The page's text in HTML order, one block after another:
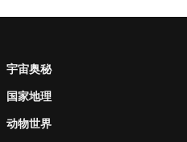
宇宙奥秘
国家地理
动物世界